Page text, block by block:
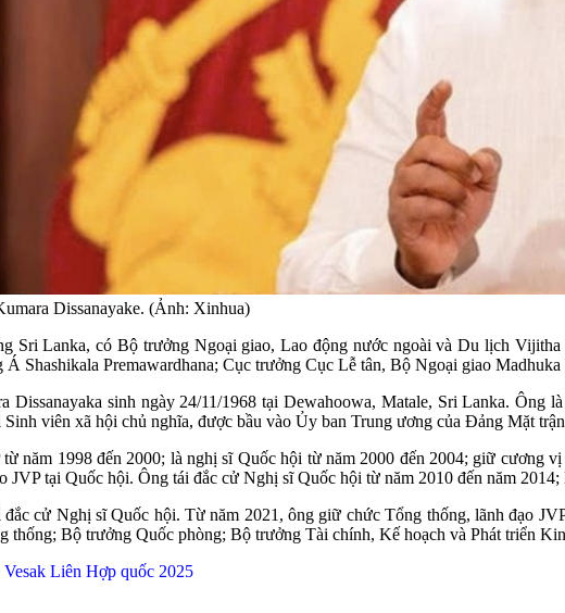
Dissanayake. (Ảnh: Xinhua)
Sri Lanka, có Bộ trưởng Ngoại giao, Lao động nước ngoài và Du lịch
Shashikala Premawardhana; Cục trưởng Cục Lễ tân, Bộ Ngoại giao Madhuka
Dissanayaka sinh ngày 24/11/1968 tại Dewahoowa, Matale, Sri Lanka.
viên xã hội chủ nghĩa, được bầu vào Ủy ban Trung ương của Đảng Mặt
năm 1998 đến 2000; là nghị sĩ Quốc hội từ năm 2000 đến 2004; giữ cương
JVP tại Quốc hội. Ông tái đắc cử Nghị sĩ Quốc hội từ năm 2010 đến năm
cử Nghị sĩ Quốc hội. Từ năm 2021, ông giữ chức Tổng thống, lãnh đạo
thống; Bộ trưởng Quốc phòng; Bộ trưởng Tài chính, Kế hoạch và Phát triển
Liên Hợp quốc 2025